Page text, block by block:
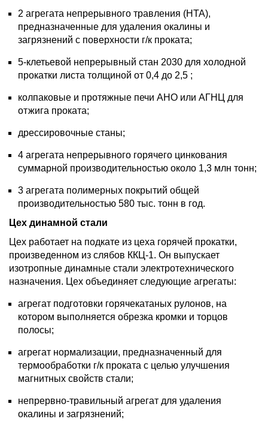
2 агрегата непрерывного травления (НТА),
предназначенные для удаления окалины и
загрязнений с поверхности г/к проката;
5-клетьевой непрерывный стан 2030 для холодной
прокатки листа толщиной от 0,4 до 2,5 ;
колпаковые и протяжные печи АНО или АГНЦ для
отжига проката;
дрессировочные станы;
4 агрегата непрерывного горячего цинкования
суммарной производительностью около 1,3 млн тонн;
3 агрегата полимерных покрытий общей
производительностью 580 тыс. тонн в год.
Цех динамной стали
Цех работает на подкате из цеха горячей прокатки,
произведенном из слябов ККЦ-1. Он выпускает
изотропные динамные стали электротехнического
назначения. Цех объединяет следующие агрегаты:
агрегат подготовки горячекатаных рулонов, на
котором выполняется обрезка кромки и торцов
полосы;
агрегат нормализации, предназначенный для
термообработки г/к проката с целью улучшения
магнитных свойств стали;
непрервно-травильный агрегат для удаления
окалины и загрязнений;